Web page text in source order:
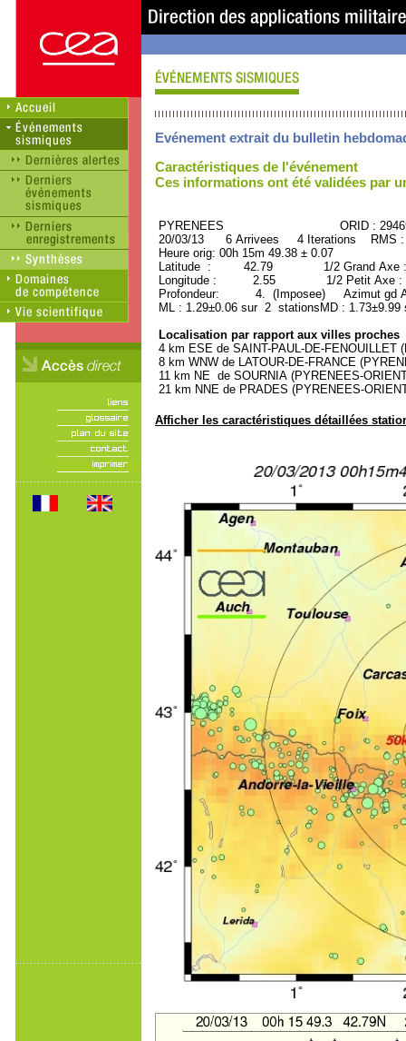
Evénement extrait du bulletin
Caractéristiques de l'événement
Ces informations ont été validées par
PYRENEES ORID :
20/03/13 6 Arrivees 4 Iterations RMS
Heure orig: 00h 15m 49.38 ± 0.07
Latitude : 42.79 1/2 Grand Axe
Longitude : 2.55 1/2 Petit Axe :
Profondeur: 4. (Imposee) Azimut gd
ML : 1.29±0.06 sur 2 stationsMD :
Localisation par rapport aux villes proches
4 km ESE de SAINT-PAUL-DE-FENOUILLET
8 km WNW de LATOUR-DE-FRANCE
11 km NE de SOURNIA (PYRENEES-
21 km NNE de PRADES (PYRENEES-
Afficher les caractéristiques détaillées